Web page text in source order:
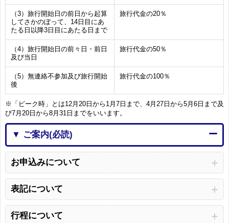
（3）旅行開始日の前日から起算
してさかのぼって、14日目にあ
たる日以降3日目にあたる日まで
旅行代金の20％
（4）旅行開始日の前々日・前日
及び当日
旅行代金の50％
（5）無連絡不参加及び旅行開始
後
旅行代金の100％
※「ピーク時」とは12月20日から1月7日まで、4月27日から5月6日まで及
び7月20日から8月31日までをいいます。
▼ ご案内(必読)
お申込みについて
表記について
行程について